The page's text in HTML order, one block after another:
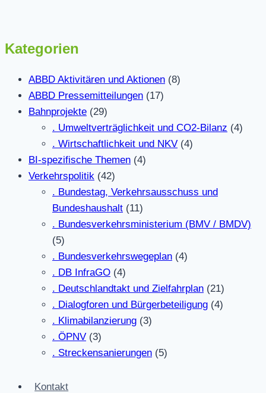
Kategorien
ABBD Aktivitären und Aktionen (8)
ABBD Pressemitteilungen (17)
Bahnprojekte (29)
. Umweltverträglichkeit und CO2-Bilanz (4)
. Wirtschaftlichkeit und NKV (4)
BI-spezifische Themen (4)
Verkehrspolitik (42)
. Bundestag, Verkehrsausschuss und
Bundeshaushalt (11)
. Bundesverkehrsministerium (BMV / BMDV)
(5)
. Bundesverkehrswegeplan (4)
. DB InfraGO (4)
. Deutschlandtakt und Zielfahrplan (21)
. Dialogforen und Bürgerbeteiligung (4)
. Klimabilanzierung (3)
. ÖPNV (3)
. Streckensanierungen (5)
Kontakt